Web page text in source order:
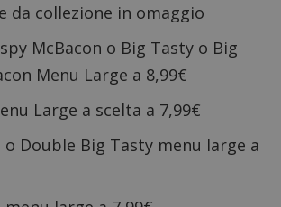
da collezione in omaggio
McBacon o Big Tasty o Big
Menu Large a 8,99€
Large a scelta a 7,99€
o Double Big Tasty menu large a